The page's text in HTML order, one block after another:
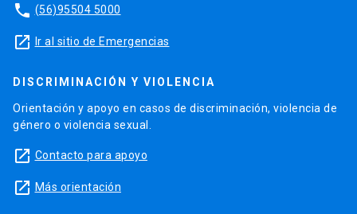
phone (56)95504 5000
launch Ir al sitio de Emergencias
DISCRIMINACIÓN Y VIOLENCIA
Orientación y apoyo en casos de discriminación, violencia de
género o violencia sexual.
launch Contacto para apoyo
launch Más orientación